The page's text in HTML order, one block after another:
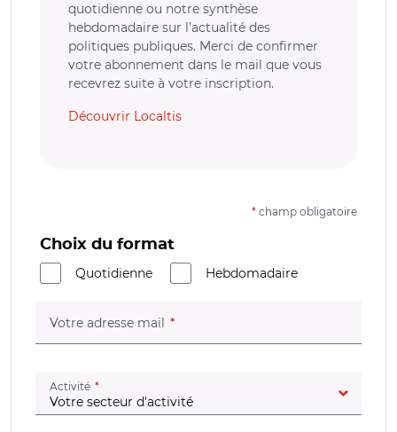
quotidienne ou notre synthèse
hebdomadaire sur l’actualité des
politiques publiques. Merci de confirmer
votre abonnement dans le mail que vous
recevrez suite à votre inscription.
Découvrir Localtis
* champ obligatoire
Choix du format
Quotidienne
Hebdomadaire
Votre adresse mail (champ obligatoire)
Activité (champ obligatoire)